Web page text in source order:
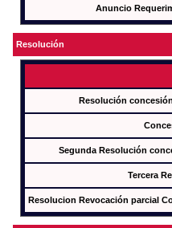
Anuncio
Resolución
Resolución
Segunda Resolución
Tercera
Resolucion Revocación parcial